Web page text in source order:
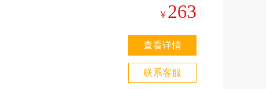
￥ 263
查看详情
联系客服